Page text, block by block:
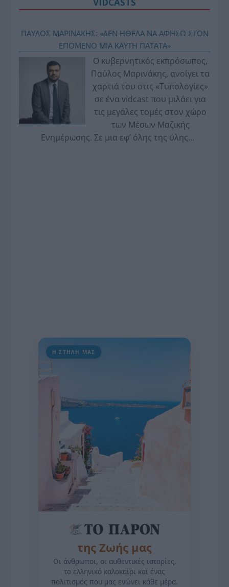
ΠΑΥΛΟΣ ΜΑΡΙΝΑΚΗΣ: «ΔΕΝ ΗΘΕΛΑ ΝΑ ΑΦΗΣΩ ΣΤΟΝ
ΕΠΟΜΕΝΟ ΜΙΑ ΚΑΥΤΗ ΠΑΤΑΤΑ»
Ο κυβερνητικός εκπρόσωπος,
Παύλος Μαρινάκης, ανοίγει τα
χαρτιά του στις «Τυπολογίες»
σε ένα vidcast που μιλάει για
τις μεγάλες τομές στον χώρο
των Μέσων Μαζικής
Ενημέρωσης. Σε μια εφ’ όλης της ύλης
Η ΣΤΗΛΗ ΜΑΣ
της Ζωής μας
Οι άνθρωποι, οι αυθεντικές ιστορίες,
το ελληνικό καλοκαίρι και ένας
πολιτισμός που μας ενώνει κάθε μέρα.